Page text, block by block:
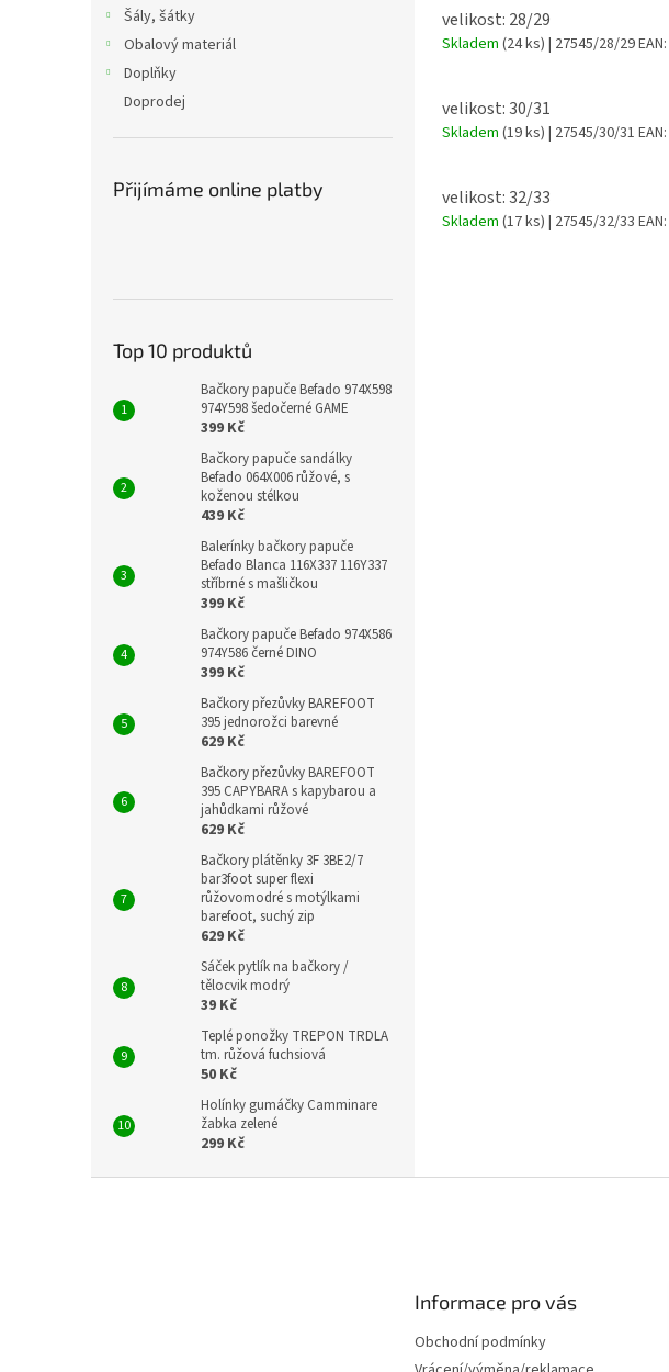
Šály, šátky
Obalový materiál
Doplňky
Doprodej
Přijímáme online platby
Top 10 produktů
Bačkory papuče Befado 974X598
974Y598 šedočerné GAME
399 Kč
Bačkory papuče sandálky
Befado 064X006 růžové, s
koženou stélkou
439 Kč
Balerínky bačkory papuče
Befado Blanca 116X337 116Y337
stříbrné s mašličkou
399 Kč
Bačkory papuče Befado 974X586
974Y586 černé DINO
399 Kč
Bačkory přezůvky BAREFOOT
395 jednorožci barevné
629 Kč
Bačkory přezůvky BAREFOOT
395 CAPYBARA s kapybarou a
jahůdkami růžové
629 Kč
Bačkory plátěnky 3F 3BE2/7
bar3foot super flexi
růžovomodré s motýlkami
barefoot, suchý zip
629 Kč
Sáček pytlík na bačkory /
tělocvik modrý
39 Kč
Teplé ponožky TREPON TRDLA
tm. růžová fuchsiová
50 Kč
Holínky gumáčky Camminare
žabka zelené
299 Kč
velikost: 28/29
Skladem (24 ks) | 27545/28/29EAN:
velikost: 30/31
Skladem (19 ks) | 27545/30/31 EAN:
velikost: 32/33
Skladem (17 ks) | 27545/32/33 EAN:
Informace pro vás
Obchodní podmínky